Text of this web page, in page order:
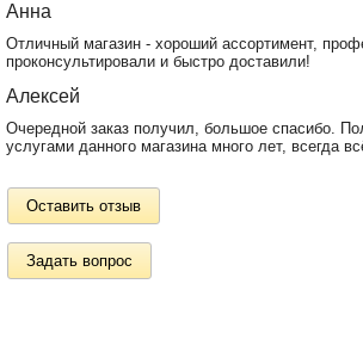
Анна
Отличный магазин - хороший ассортимент,
проконсультировали и быстро доставили!
Алексей
Очередной заказ получил, большое спасибо.
услугами данного магазина много лет, всегда
Оставить отзыв
Задать вопрос